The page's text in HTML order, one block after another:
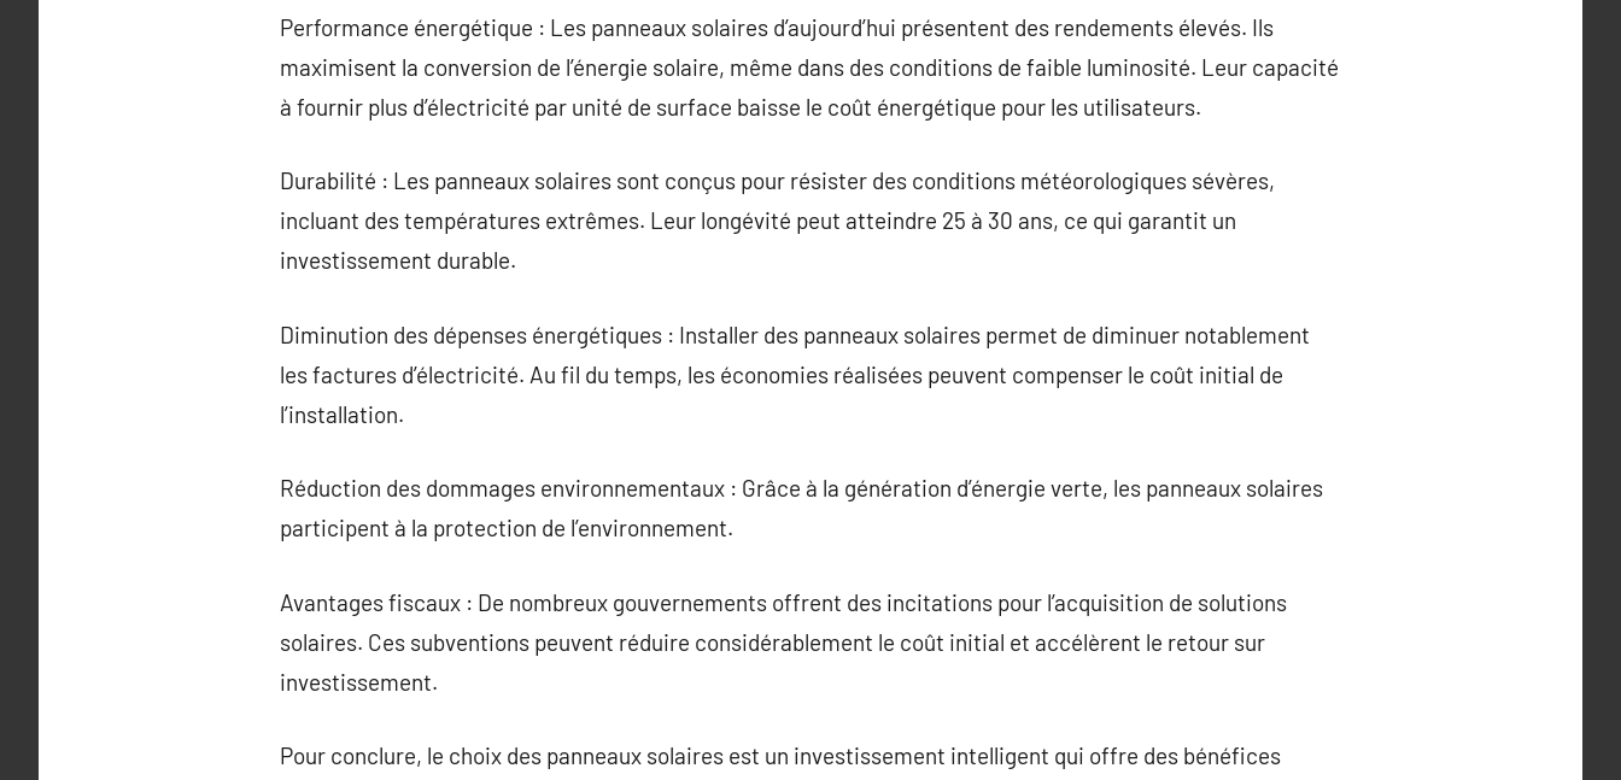
Performance énergétique : Les panneaux solaires d’aujourd’hui présentent des rendements élevés. Ils
maximisent la conversion de l’énergie solaire, même dans des conditions de faible luminosité. Leur capacité
à fournir plus d’électricité par unité de surface baisse le coût énergétique pour les utilisateurs.
Durabilité : Les panneaux solaires sont conçus pour résister des conditions météorologiques sévères,
incluant des températures extrêmes. Leur longévité peut atteindre 25 à 30 ans, ce qui garantit un
investissement durable.
Diminution des dépenses énergétiques : Installer des panneaux solaires permet de diminuer notablement
les factures d’électricité. Au fil du temps, les économies réalisées peuvent compenser le coût initial de
l’installation.
Réduction des dommages environnementaux : Grâce à la génération d’énergie verte, les panneaux solaires
participent à la protection de l’environnement.
Avantages fiscaux : De nombreux gouvernements offrent des incitations pour l’acquisition de solutions
solaires. Ces subventions peuvent réduire considérablement le coût initial et accélèrent le retour sur
investissement.
Pour conclure, le choix des panneaux solaires est un investissement intelligent qui offre des bénéfices